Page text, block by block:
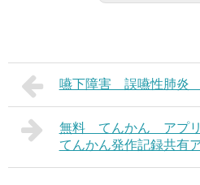
嚥下障害 誤嚥性肺炎
無料 てんかん アプ
てんかん発作記録共有